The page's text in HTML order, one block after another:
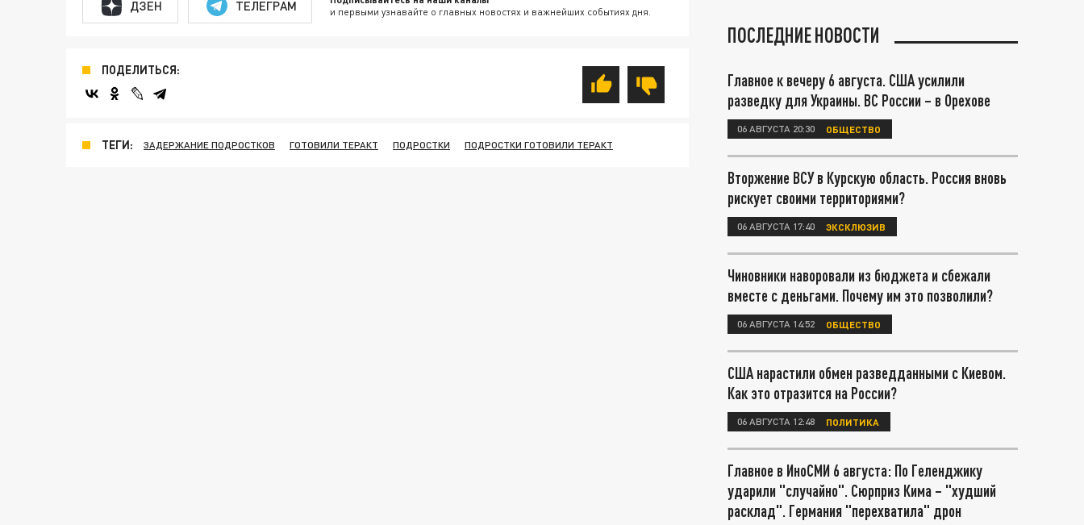
ДЗЕН ТЕЛЕГРАМ и первыми узнавайте о главных новостях и важнейших событиях дня.
ПОДЕЛИТЬСЯ:
ТЕГИ: ЗАДЕРЖАНИЕ ПОДРОСТКОВ ГОТОВИЛИ ТЕРАКТ ПОДРОСТКИ ПОДРОСТКИ ГОТОВИЛИ ТЕРАКТ
ПОСЛЕДНИЕ НОВОСТИ
Главное к вечеру 6 августа. США усилили
разведку для Украины. ВС России – в Орехове
06 АВГУСТА 20:30 ОБЩЕСТВО
Вторжение ВСУ в Курскую область. Россия вновь
рискует своими территориями?
06 АВГУСТА 17:40 ЭКСКЛЮЗИВ
Чиновники наворовали из бюджета и сбежали
вместе с деньгами. Почему им это позволили?
06 АВГУСТА 14:52 ОБЩЕСТВО
США нарастили обмен разведданными с Киевом.
Как это отразится на России?
06 АВГУСТА 12:48 ПОЛИТИКА
Главное в ИноСМИ 6 августа: По Геленджику
ударили "случайно". Сюрприз Кима – "худший
расклад". Германия "перехватила" дрон